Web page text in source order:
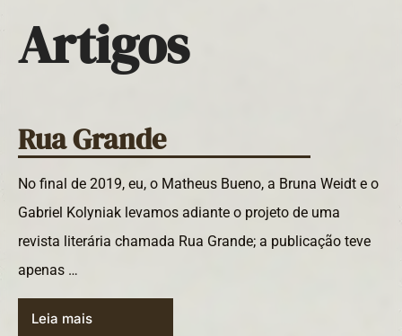
Artigos
Rua Grande
No final de 2019, eu, o Matheus Bueno, a Bruna Weidt e o
Gabriel Kolyniak levamos adiante o projeto de uma
revista literária chamada Rua Grande; a publicação teve
apenas …
Leia mais